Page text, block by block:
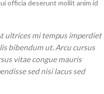
officia deserunt mollit anim id
ultrices mi tempus imperdiet
bibendum ut. Arcu cursus
vitae congue mauris
sed nisi lacus sed